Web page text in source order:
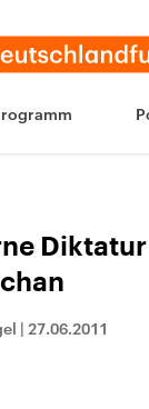
| 27.06.2011